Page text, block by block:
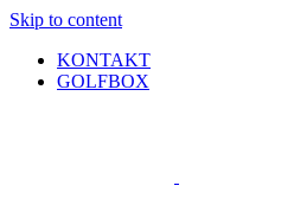
Skip to content
KONTAKT
GOLFBOX